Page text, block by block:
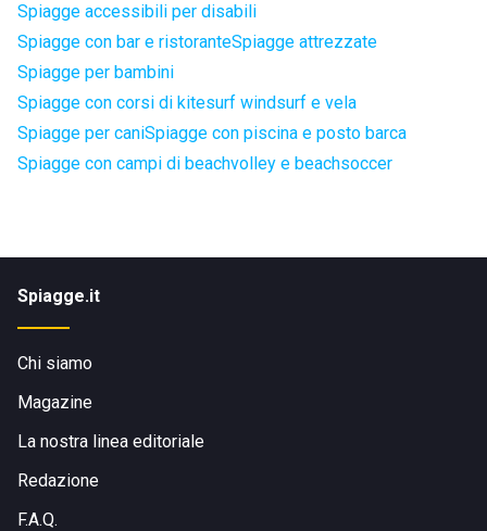
Spiagge accessibili per disabili
Spiagge con bar e ristoranteSpiagge attrezzate
Spiagge per bambini
Spiagge con corsi di kitesurf windsurf e vela
Spiagge per caniSpiagge con piscina e posto barca
Spiagge con campi di beachvolley e beachsoccer
Spiagge.it
Chi siamo
Magazine
La nostra linea editoriale
Redazione
F.A.Q.